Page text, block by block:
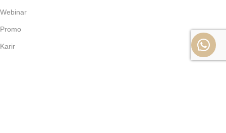
Webinar
Promo
Karir